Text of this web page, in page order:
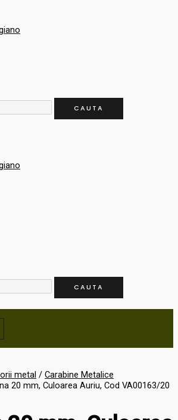
CAUTA
CAUTA
metal / Carabine Metalice
20 mm, Culoarea Auriu, Cod VA00163/20